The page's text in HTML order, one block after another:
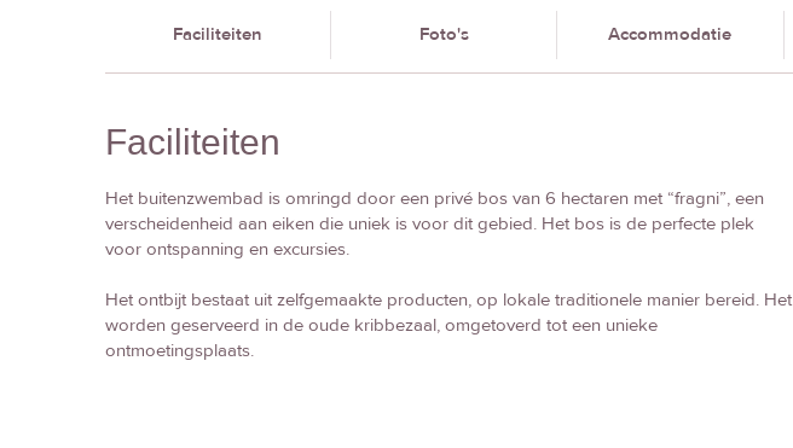
Faciliteiten Foto's Accommodatie
Faciliteiten
Het buitenzwembad is omringd door een privé bos van 6 hectaren met “fragni”, een
verscheidenheid aan eiken die uniek is voor dit gebied. Het bos is de perfecte plek
voor ontspanning en excursies.
Het ontbijt bestaat uit zelfgemaakte producten, op lokale traditionele manier bereid. Het
worden geserveerd in de oude kribbezaal, omgetoverd tot een unieke
ontmoetingsplaats.